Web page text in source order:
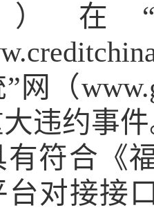
）在
网（
违约事
有符合《
台对接接